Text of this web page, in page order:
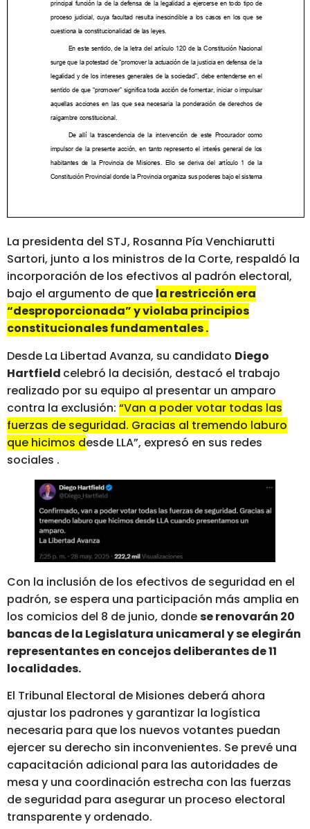
La presidenta del STJ, Rosanna Pía Venchiarutti
Sartori, junto a los ministros de la Corte, respaldó la
incorporación de los efectivos al padrón electoral,
bajo el argumento de que la restricción era
“desproporcionada” y violaba principios
constitucionales fundamentales .
Desde La Libertad Avanza, su candidato Diego
Hartfield celebró la decisión, destacó el trabajo
realizado por su equipo al presentar un amparo
contra la exclusión: “Van a poder votar todas las
fuerzas de seguridad. Gracias al tremendo laburo
que hicimos desde LLA”, expresó en sus redes
sociales .
Con la inclusión de los efectivos de seguridad en el
padrón, se espera una participación más amplia en
los comicios del 8 de junio, dondese renovarán 20
bancas de la Legislatura unicameral y se elegirán
representantes en concejos deliberantes de 11
localidades.
El Tribunal Electoral de Misiones deberá ahora
ajustar los padrones y garantizar la logística
necesaria para que los nuevos votantes puedan
ejercer su derecho sin inconvenientes. Se prevé una
capacitación adicional para las autoridades de
mesa y una coordinación estrecha con las fuerzas
de seguridad para asegurar un proceso electoral
transparente y ordenado.